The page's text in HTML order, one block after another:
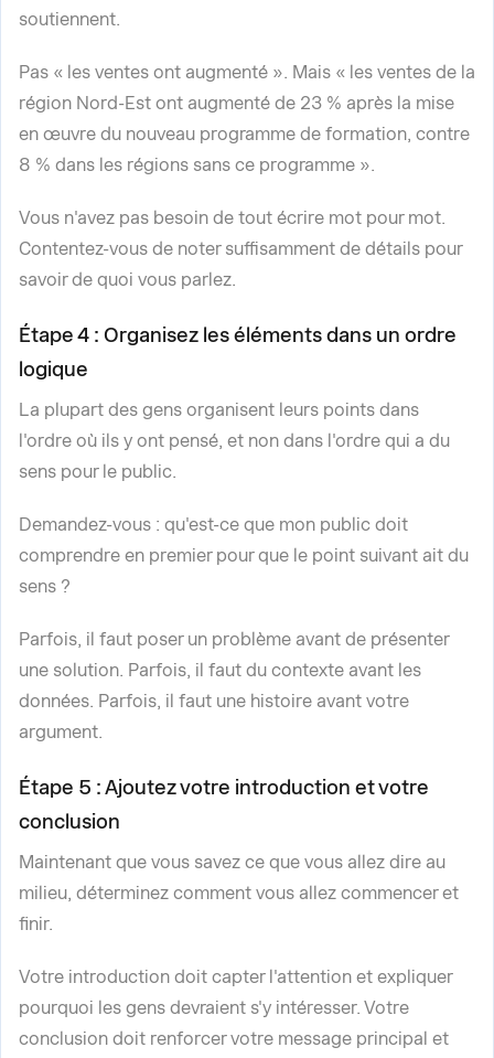
soutiennent.
Pas « les ventes ont augmenté ». Mais « les ventes de la
région Nord-Est ont augmenté de 23 % après la mise
en œuvre du nouveau programme de formation, contre
8 % dans les régions sans ce programme ».
Vous n'avez pas besoin de tout écrire mot pour mot.
Contentez-vous de noter suffisamment de détails pour
savoir de quoi vous parlez.
Étape 4 : Organisez les éléments dans un ordre
logique
La plupart des gens organisent leurs points dans
l'ordre où ils y ont pensé, et non dans l'ordre qui a du
sens pour le public.
Demandez-vous : qu'est-ce que mon public doit
comprendre en premier pour que le point suivant ait du
sens ?
Parfois, il faut poser un problème avant de présenter
une solution. Parfois, il faut du contexte avant les
données. Parfois, il faut une histoire avant votre
argument.
Étape 5 : Ajoutez votre introduction et votre
conclusion
Maintenant que vous savez ce que vous allez dire au
milieu, déterminez comment vous allez commencer et
finir.
Votre introduction doit capter l'attention et expliquer
pourquoi les gens devraient s'y intéresser. Votre
conclusion doit renforcer votre message principal et